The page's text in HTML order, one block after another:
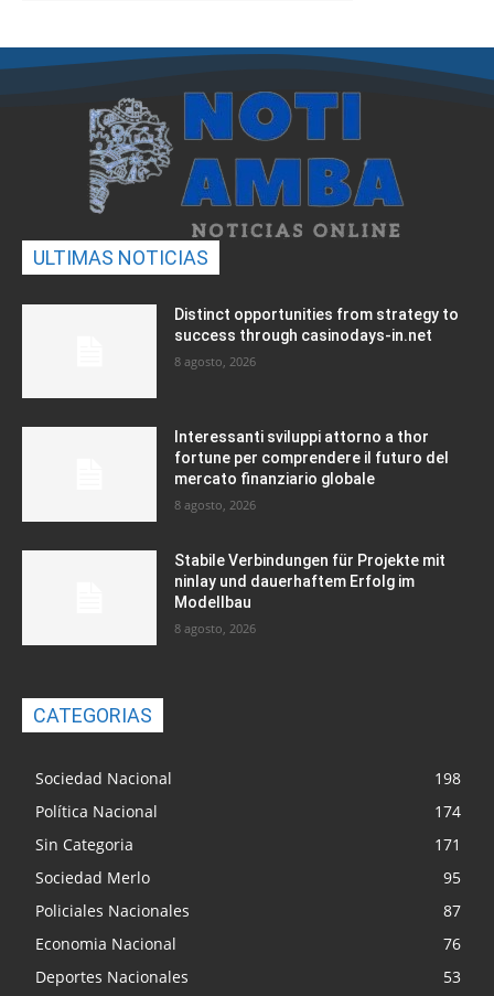
ULTIMAS NOTICIAS
Distinct opportunities from strategy to
success through casinodays-in.net
8 agosto, 2026
Interessanti sviluppi attorno a thor
fortune per comprendere il futuro del
mercato finanziario globale
8 agosto, 2026
Stabile Verbindungen für Projekte mit
ninlay und dauerhaftem Erfolg im
Modellbau
8 agosto, 2026
CATEGORIAS
Sociedad Nacional
198
Política Nacional
174
Sin Categoria
171
Sociedad Merlo
95
Policiales Nacionales
87
Economia Nacional
76
Deportes Nacionales
53